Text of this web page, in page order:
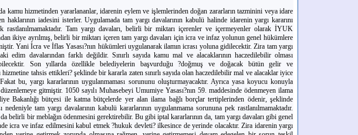
kamu hizmetinden yararlananlar, idarenin eylem ve işlemlerinden doğan zararların tazminini veya idare
haklarının iadesini isterler. Uygulamada tam yargı davalarının kabulü halinde idarenin yargı kararını
rastlanılmamaktadır. Tam yargı davaları, belirli bir miktarı içerenler ve içermeyenler olarak İYUK
ikiye ayrılmış, belirli bir miktarı içeren tam yargı davaları için icra ve infaz yolunun genel hükümlere
Yani İcra ve İflas Yasası?nın hükümleri uygulanarak ilamın icrası yoluna gidilecektir. Zira tam yargı
edim davalarından farklı değildir. Sınırlı sayıda kamu mal ve alacaklarının haczedilebilir olması
Son yıllarda özellikle belediyelerin başvurduğu ?doğmuş ve doğacak bütün gelir ve
hizmetine tahsis ettikleri? şeklinde bir kararla zaten sınırlı sayıda olan haczedilebilir mal ve alacaklar iyice
bu, yargı kararlarının uygulanmaması sorununu oluşturmayacaktır. Ayrıca yasa koyucu konuyla
gitmiştir. 1050 sayılı Muhasebeyi Umumiye Yasası?nın 59. maddesinde ödenmeyen ilama
Bakanlığı bütçesi ile katma bütçelerde yer alan ilama bağlı borçlar tertiplerinden ödenir, şeklinde
nedeniyle tam yargı davalarının kabulü kararlarının uygulanmama sorununa pek rastlanılmamaktadır.
belirli bir meblağın ödenmesini gerektirebilir. Bu gibi iptal kararlarının da, tam yargı davaları gibi genel
icra ve infaz edilmesini kabul etmek ?hukuk devleti? ilkesince de yerinde olacaktır. Zira idarenin yargı